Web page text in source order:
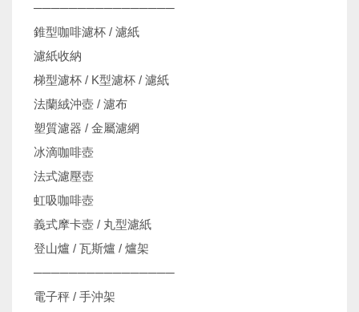
────────────────
錐型咖啡濾杯 / 濾紙
濾紙收納
梯型濾杯 / K型濾杯 / 濾紙
法蘭絨沖壺 / 濾布
塑質濾器 / 金屬濾網
冰滴咖啡壺
法式濾壓壺
虹吸咖啡壺
義式摩卡壺 / 丸型濾紙
登山爐 / 瓦斯爐 / 爐架
────────────────
電子秤 / 手沖架